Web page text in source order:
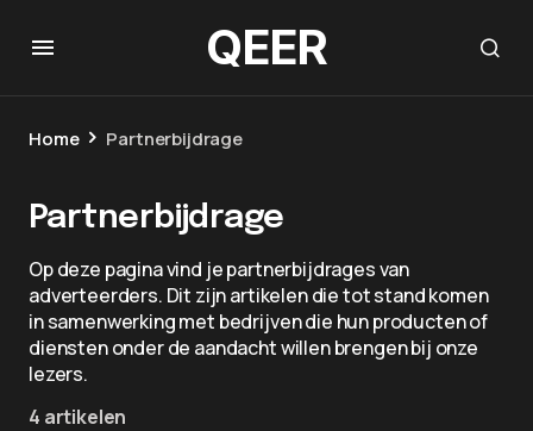
QEER
Home Partnerbijdrage
Partnerbijdrage
Op deze pagina vind je partnerbijdrages van
adverteerders. Dit zijn artikelen die tot stand komen
in samenwerking met bedrijven die hun producten of
diensten onder de aandacht willen brengen bij onze
lezers.
4 artikelen